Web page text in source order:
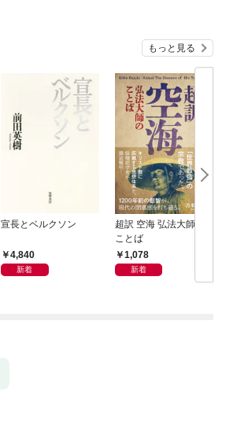
もっと見る
宣長とベルクソン
4,840
新着
超訳 空海 弘法大師の
ことば
1,078
新着